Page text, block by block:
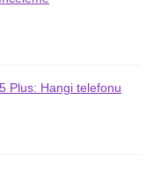
Plus: Hangi telefonu